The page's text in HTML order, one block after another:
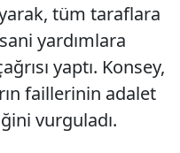
tüm taraflara
yardımlara
yaptı. Konsey,
faillerinin adalet
vurguladı.